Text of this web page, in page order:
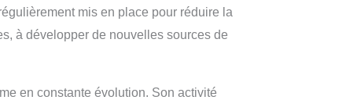
mis en place pour réduire la
à développer de nouvelles sources de
en constante évolution. Son activité